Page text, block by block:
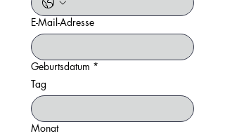
E-Mail-Adresse
Geburtsdatum *
Tag
Monat